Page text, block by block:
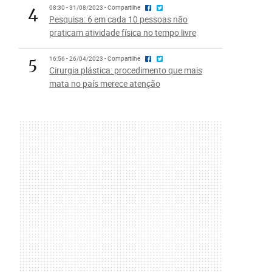
4 08:30 - 31/08/2023 - Compartilhe
Pesquisa: 6 em cada 10 pessoas não
praticam atividade física no tempo livre
5 16:56 - 26/04/2023 - Compartilhe
Cirurgia plástica: procedimento que mais
mata no país merece atenção